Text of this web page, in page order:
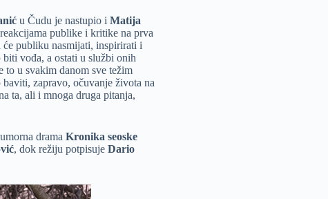
u Čudu je nastupio i Matija
publike i kritike na prva
publiku nasmijati, inspirirati i
vođa, a ostati u službi onih
to u svakim danom sve težim
zapravo, očuvanje života na
ta, ali i mnoga druga pitanja,
drama Kronika seoske
, dok režiju potpisuje Dario